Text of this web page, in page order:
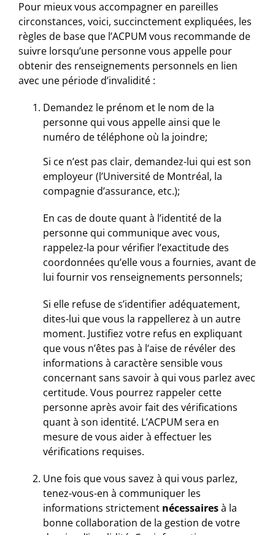
Pour mieux vous accompagner en pareilles
circonstances, voici, succinctement expliquées, les
règles de base que l’ACPUM vous recommande de
suivre lorsqu’une personne vous appelle pour
obtenir des renseignements personnels en lien
avec une période d’invalidité :
Demandez le prénom et le nom de la
personne qui vous appelle ainsi que le
numéro de téléphone où la joindre;
Si ce n’est pas clair, demandez-lui qui est son
employeur (l’Université de Montréal, la
compagnie d’assurance, etc.);
En cas de doute quant à l’identité de la
personne qui communique avec vous,
rappelez-la pour vérifier l’exactitude des
coordonnées qu’elle vous a fournies, avant de
lui fournir vos renseignements personnels;
Si elle refuse de s’identifier adéquatement,
dites-lui que vous la rappellerez à un autre
moment. Justifiez votre refus en expliquant
que vous n’êtes pas à l’aise de révéler des
informations à caractère sensible vous
concernant sans savoir à qui vous parlez avec
certitude. Vous pourrez rappeler cette
personne après avoir fait des vérifications
quant à son identité. L’ACPUM sera en
mesure de vous aider à effectuer les
vérifications requises.
Une fois que vous savez à qui vous parlez,
tenez-vous-en à communiquer les
informations strictement nécessairesà la
bonne collaboration de la gestion de votre